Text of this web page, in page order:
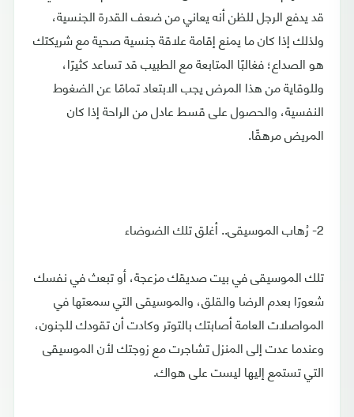
قد يدفع الرجل للظن أنه يعاني من ضعف القدرة الجنسية،
ولذلك إذا كان ما يمنع إقامة علاقة جنسية صحية مع شريكتك
هو الصداع؛ فغالبًا المتابعة مع الطبيب قد تساعد كثيرًا،
وللوقاية من هذا المرض يجب الابتعاد تمامًا عن الضغوط
النفسية، والحصول على قسط عادل من الراحة إذا كان
المريض مرهقًا.
2- رُهاب الموسيقى.. أغلق تلك الضوضاء
تلك الموسيقى في بيت صديقك مزعجة، أو تبعث في نفسك
شعورًا بعدم الرضا والقلق، والموسيقى التي سمعتها في
المواصلات العامة أصابتك بالتوتر وكادت أن تقودك للجنون،
وعندما عدت إلى المنزل تشاجرت مع زوجتك لأن الموسيقى
التي تستمع إليها ليست على هواك.